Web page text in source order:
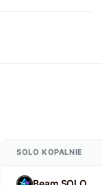
SOLO KOPALNIE